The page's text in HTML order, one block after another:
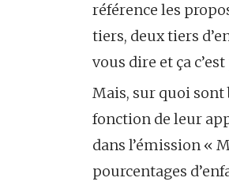
référence les
tiers, deux tiers
vous dire et ça
Mais, sur quoi sont
fonction de leur
dans l’émission «
pourcentages